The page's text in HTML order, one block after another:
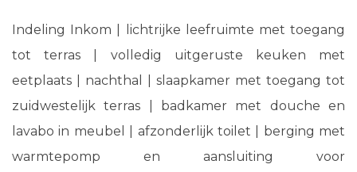
Indeling Inkom | lichtrijke leefruimte met toegang
tot terras | volledig uitgeruste keuken met
eetplaats | nachthal | slaapkamer met toegang tot
zuidwestelijk terras | badkamer met douche en
lavabo in meubel | afzonderlijk toilet | berging met
warmtepomp en aansluiting voor